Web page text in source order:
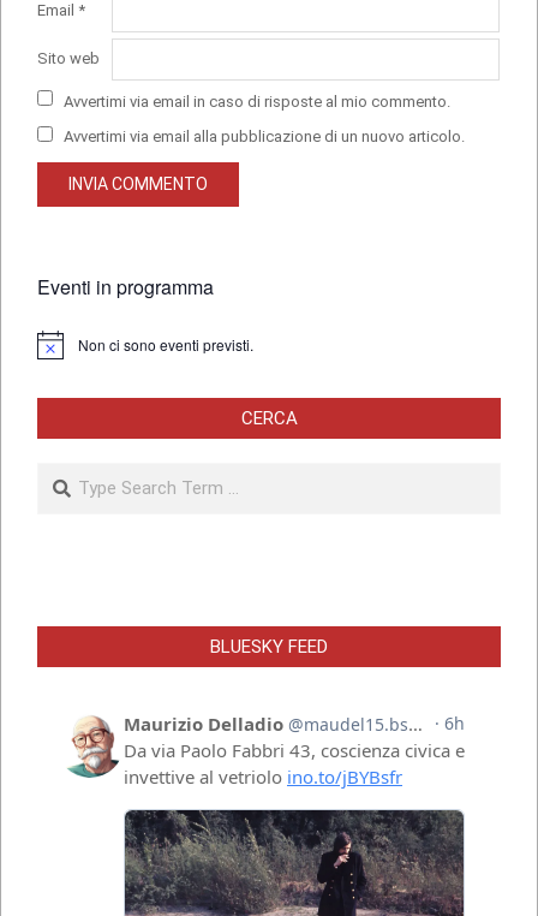
Email *
Sito web
Avvertimi via email in caso di risposte al mio commento.
Avvertimi via email alla pubblicazione di un nuovo articolo.
Eventi in programma
Notice Non ci sono eventi previsti.
CERCA
Search
BLUESKY FEED